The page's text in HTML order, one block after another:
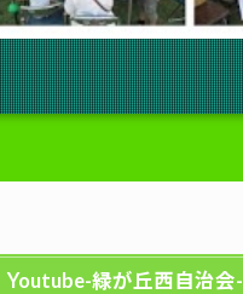
Youtube-緑が丘西自治会-